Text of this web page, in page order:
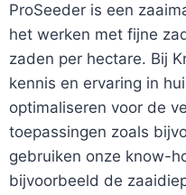
ProSeeder is een
het werken met fijne
zaden per hectare. Bij
kennis en ervaring in
optimaliseren voor de
toepassingen zoals
gebruiken onze know-
bijvoorbeeld de